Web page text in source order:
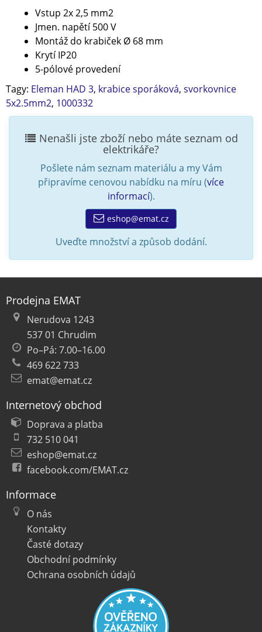
Vstup 2x 2,5 mm2
Jmen. napětí 500 V
Montáž do krabiček Ø 68 mm
Krytí IP20
5-pólové provedení
Tagy: Eleman HAD 3, krabice sporáková, svorkovnice
5x2.5mm2, 1000332
Nenašli jste zboží nebo máte seznam od
elektrikáře?
Pošlete nám seznam materiálu a my Vám
připravíme cenovou nabídku na míru (více
informací).
eshop@emat.cz
Uveďte množství a způsob dodání.
Prodejna EMAT
Nerudova 1243
537 01 Chrudim
Po–Pá: 7.00–16.00
469 622 733
emat@emat.cz
Internetový obchod
Doprava a platba
732 510 041
eshop@emat.cz
facebook.com/EMAT.cz
Informace
O nás
Kontakty
Časté dotazy
Obchodní podmínky
Ochrana osobních údajů